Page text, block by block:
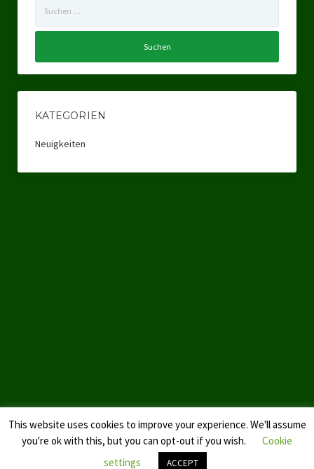
nach:
KATEGORIEN
Neuigkeiten
This website uses cookies to improve your experience. We'll assume
you're ok with this, but you can opt-out if you wish.
Cookie
settings
ACCEPT